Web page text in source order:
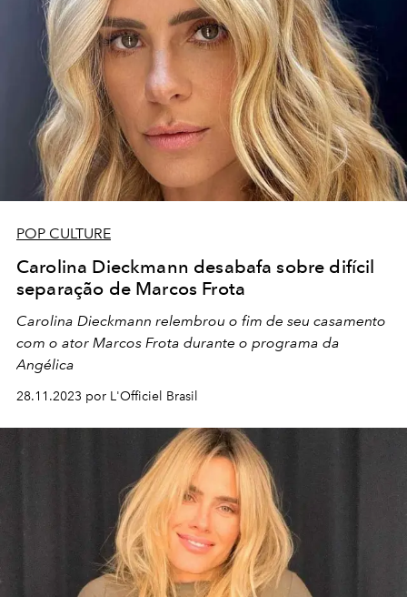
POP CULTURE
Carolina Dieckmann desabafa sobre difícil
separação de Marcos Frota
Carolina Dieckmann relembrou o fim de seu casamento
com o ator Marcos Frota durante o programa da
Angélica
28.11.2023 por L'Officiel Brasil